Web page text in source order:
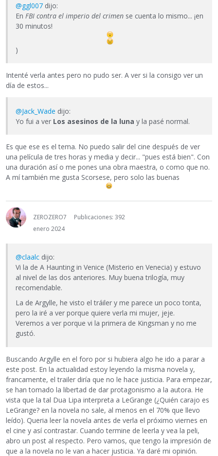
@ggl007 dijo:
En FBI contra el imperio del crimen se cuenta lo mismo... ¡en
30 minutos!
)
Intenté verla antes pero no pudo ser. A ver si la consigo ver un
día de estos...
@Jack_Wade dijo:
Yo fui a ver Los asesinos de la luna y la pasé normal.
Es que ese es el tema. No puedo salir del cine después de ver
una película de tres horas y media y decir... "pues está bien". Con
una duración así o me pones una obra maestra, o como que no.
A mí también me gusta Scorsese, pero solo las buenas
ZEROZERO7
Publicaciones: 392
enero 2024
@claalc dijo:
Vi la de A Haunting in Venice (Misterio en Venecia) y estuvo
al nivel de las dos anteriores. Muy buena trilogía, muy
recomendable.
La de Argylle, he visto el tráiler y me parece un poco tonta,
pero la iré a ver porque quiere verla mi mujer, jeje.
Veremos a ver porque vi la primera de Kingsman y no me
gustó.
Buscando Argylle en el foro por si hubiera algo he ido a parar a
este post. En la actualidad estoy leyendo la misma novela y,
francamente, el trailer diría que no le hace justicia. Para empezar,
se han tomado la libertad de dar protagonismo a la autora. He
vista que la tal Dua Lipa interpreta a LeGrange (¿Quién carajo es
LeGrange? en la novela no sale, al menos en el 70% que llevo
leído). Queria leer la novela antes de verla el próximo viernes en
el cine y así contrastar. Cuando termine de leerla y vea la peli,
abro un post al respecto. Pero vamos, que tengo la impresión de
que a la novela no le van a hacer justicia. Ya daré mi opinión.